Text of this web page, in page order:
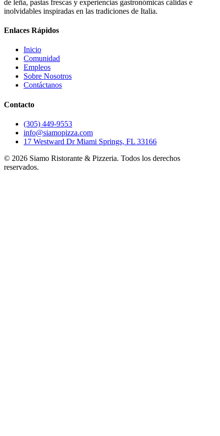
de leña, pastas frescas y experiencias gastronómicas cálidas e
inolvidables inspiradas en las tradiciones de Italia.
Enlaces Rápidos
Inicio
Comunidad
Empleos
Sobre Nosotros
Contáctanos
Contacto
(305) 449-9553
info@siamopizza.com
17 Westward Dr Miami Springs, FL 33166
© 2026 Siamo Ristorante & Pizzeria. Todos los derechos
reservados.